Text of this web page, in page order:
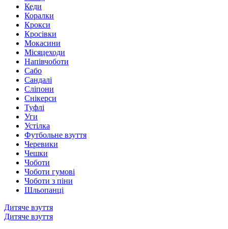
Кеди
Коралки
Крокси
Кросівки
Мокасини
Місяцеходи
Напівчоботи
Сабо
Сандалі
Сліпони
Снікерси
Туфлі
Уги
Устілка
Футбольне взуття
Черевики
Чешки
Чоботи
Чоботи гумові
Чоботи з піни
Шльопанці
Дитяче взуття
Дитяче взуття